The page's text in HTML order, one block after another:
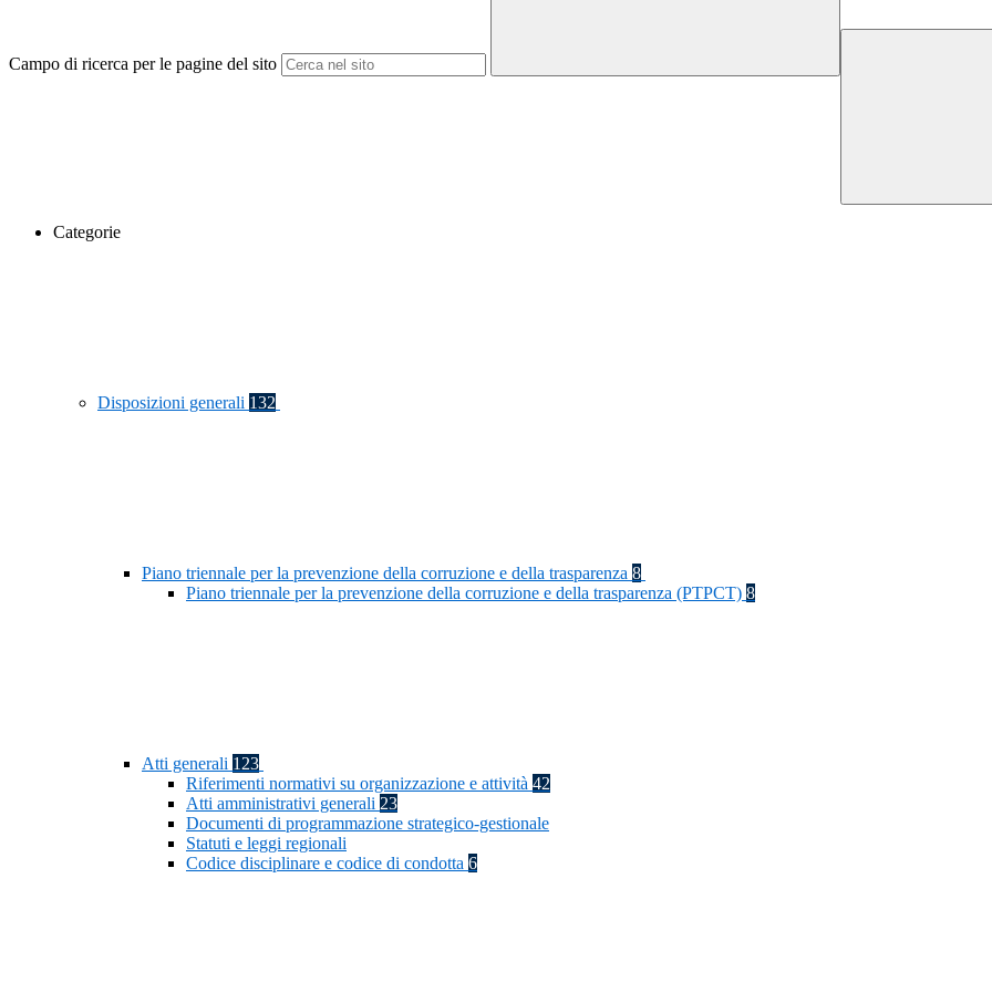
Campo di ricerca per le pagine del sito
Categorie
Disposizioni generali 132
Piano triennale per la prevenzione della corruzione e della trasparenza 8
Piano triennale per la prevenzione della corruzione e della trasparenza (PTPCT) 8
Atti generali 123
Riferimenti normativi su organizzazione e attività 42
Atti amministrativi generali 23
Documenti di programmazione strategico-gestionale
Statuti e leggi regionali
Codice disciplinare e codice di condotta 6